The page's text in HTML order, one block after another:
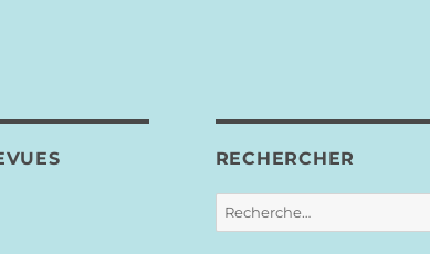
RECHERCHER
Recherche
pour :